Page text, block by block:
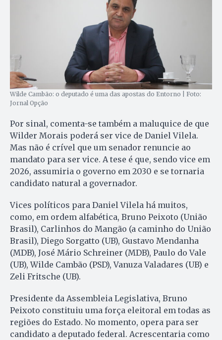
Wilde Cambão: o deputado é uma das apostas do Entorno | Foto:
Jornal Opção
Por sinal, comenta-se também a maluquice de que
Wilder Morais poderá ser vice de Daniel Vilela.
Mas não é crível que um senador renuncie ao
mandato para ser vice. A tese é que, sendo vice em
2026, assumiria o governo em 2030 e se tornaria
candidato natural a governador.
Vices políticos para Daniel Vilela há muitos,
como, em ordem alfabética, Bruno Peixoto (União
Brasil), Carlinhos do Mangão (a caminho do União
Brasil), Diego Sorgatto (UB), Gustavo Mendanha
(MDB), José Mário Schreiner (MDB), Paulo do Vale
(UB), Wilde Cambão (PSD), Vanuza Valadares (UB) e
Zeli Fritsche (UB).
Presidente da Assembleia Legislativa, Bruno
Peixoto constituiu uma força eleitoral em todas as
regiões do Estado. No momento, opera para ser
candidato a deputado federal. Acrescentaria como